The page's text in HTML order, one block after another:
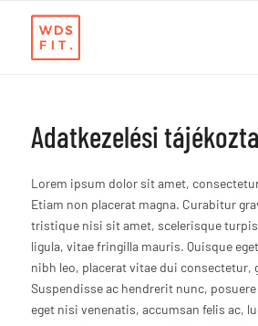
Adatkezelési
Lorem ipsum dolor sit amet,
Etiam non placerat magna. Curabitur
tristique nisi sit amet, scelerisque
ligula, vitae fringilla mauris. Quisque
nibh leo, placerat vitae dui consectetur,
Suspendisse ac hendrerit nunc,
eget nisi venenatis, accumsan felis ac,